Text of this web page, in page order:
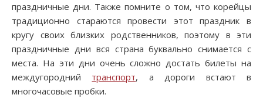
праздничные дни. Также помните о том, что корейцы
традиционно стараются провести этот праздник в
кругу своих близких родственников, поэтому в эти
праздничные дни вся страна буквально снимается с
места. На эти дни очень сложно достать билеты на
междугородний транспорт, а дороги встают в
многочасовые пробки.